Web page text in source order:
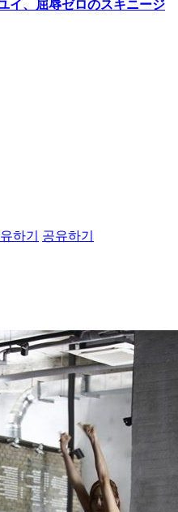
イ、屈辱ゼロのスキニージ
하기
공유하기